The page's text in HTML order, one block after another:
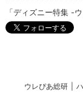
「ディズニー特集 -
ウレぴあ総研